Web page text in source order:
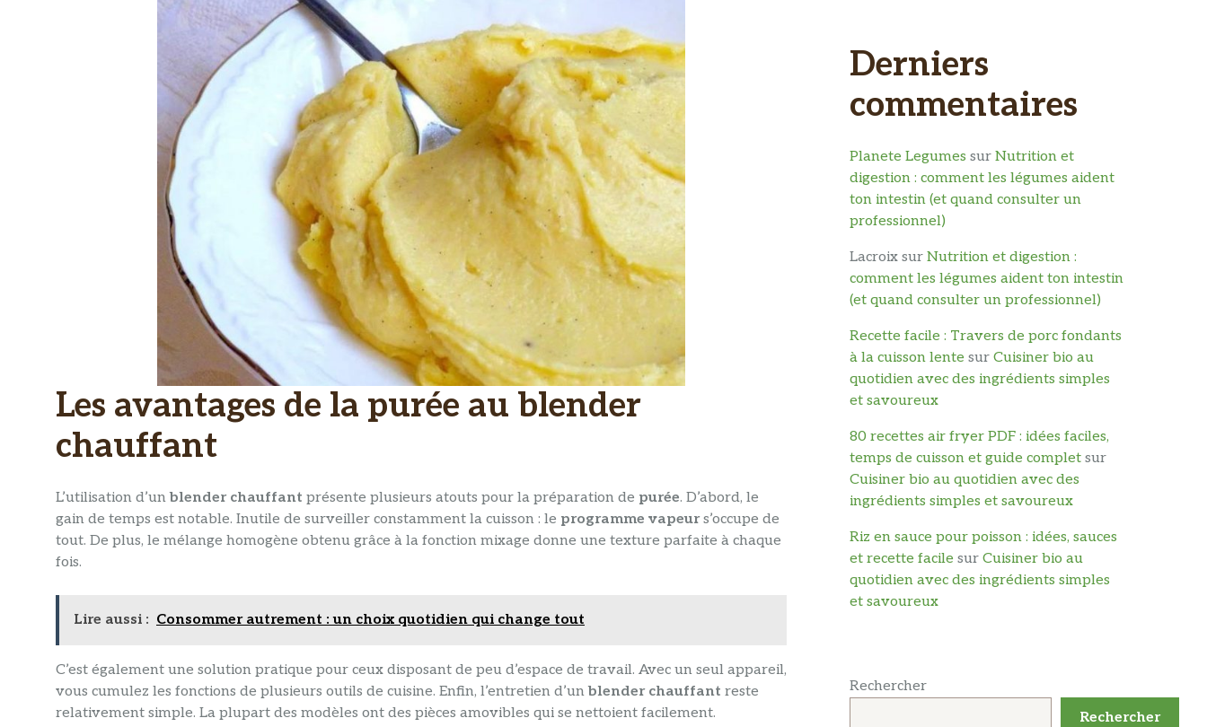
Les avantages de la purée au blender
chauffant
L’utilisation d’unblender chauffant présente plusieurs atouts pour la préparation de purée. D’abord, le
gain de temps est notable. Inutile de surveiller constamment la cuisson : le programme vapeurs’occupe de
tout. De plus, le mélange homogène obtenu grâce à la fonction mixage donne une texture parfaite à chaque
fois.
Lire aussi : Consommer autrement : un choix quotidien qui change tout
C’est également une solution pratique pour ceux disposant de peu d’espace de travail. Avec un seul appareil,
vous cumulez les fonctions de plusieurs outils de cuisine. Enfin, l’entretien d’unblender chauffant reste
relativement simple. La plupart des modèles ont des pièces amovibles qui se nettoient facilement.
Derniers
commentaires
Planete Legumes sur Nutrition et
digestion : comment les légumes aident
ton intestin (et quand consulter un
professionnel)
Lacroix sur Nutrition et digestion :
comment les légumes aident ton intestin
(et quand consulter un professionnel)
Recette facile : Travers de porc fondants
à la cuisson lente sur Cuisiner bio au
quotidien avec des ingrédients simples
et savoureux
80 recettes air fryer PDF : idées faciles,
temps de cuisson et guide complet sur
Cuisiner bio au quotidien avec des
ingrédients simples et savoureux
Riz en sauce pour poisson : idées, sauces
et recette facile sur Cuisiner bio au
quotidien avec des ingrédients simples
et savoureux
Rechercher
Rechercher